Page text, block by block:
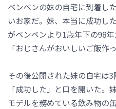
ベンベンの妹の自宅に到着し
いお家だ。妹、本当に成功し
がベンベンより1歳年下の98
「おじさんがおいしいご飯作
その後公開された妹の自宅は
「成功した」と口を開いた。
モデルを務めている飲み物の